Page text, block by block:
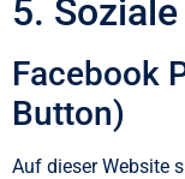
5.
Facebook
Button)
Auf dieser Website